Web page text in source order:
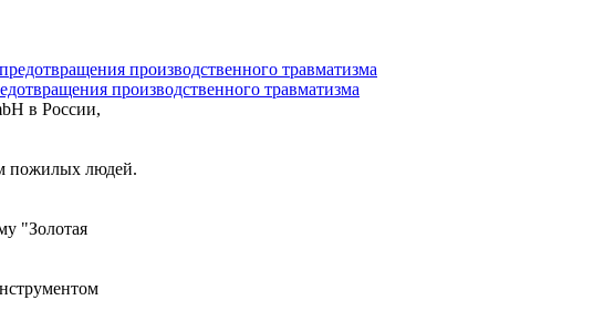
производственного травматизма
в России,
пожилых людей.
"Золотая